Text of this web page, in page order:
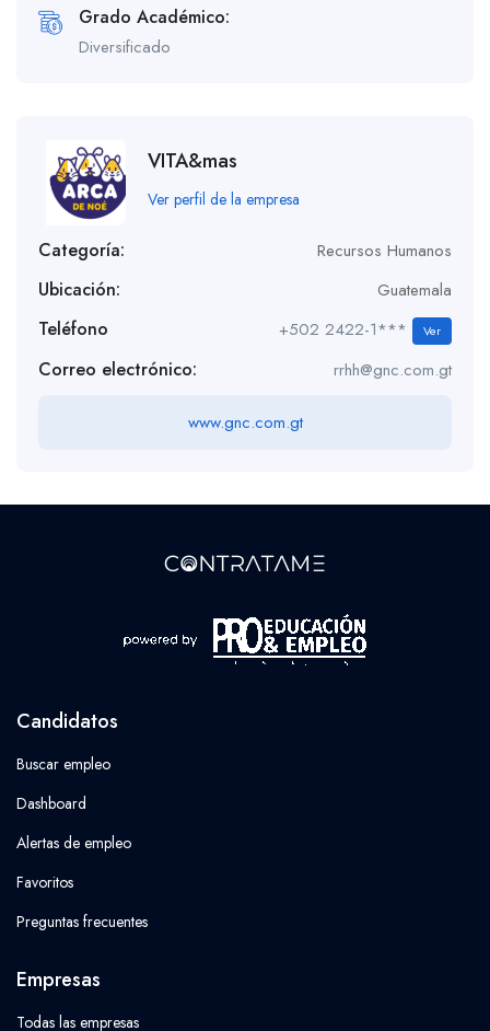
Grado Académico:
Diversificado
VITA&mas
Ver perfil de la empresa
Categoría: Recursos Humanos
Ubicación: Guatemala
Teléfono +502 2422-1*** Ver
Correo electrónico: rrhh@gnc.com.gt
www.gnc.com.gt
Candidatos
Buscar empleo
Dashboard
Alertas de empleo
Favoritos
Preguntas frecuentes
Empresas
Todas las empresas